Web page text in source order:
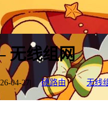
无线组网
04-27| 硬路由
无线